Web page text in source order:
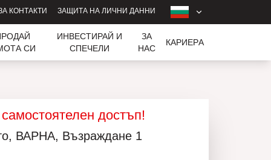
КОНТАКТИ ЗАЩИТА НА ЛИЧНИ ДАННИ
СИ
ИНВЕСТИРАЙ И
СПЕЧЕЛИ
ЗА
НАС
КАРИЕРA
достъп!
ВАРНА, Възраждане 1